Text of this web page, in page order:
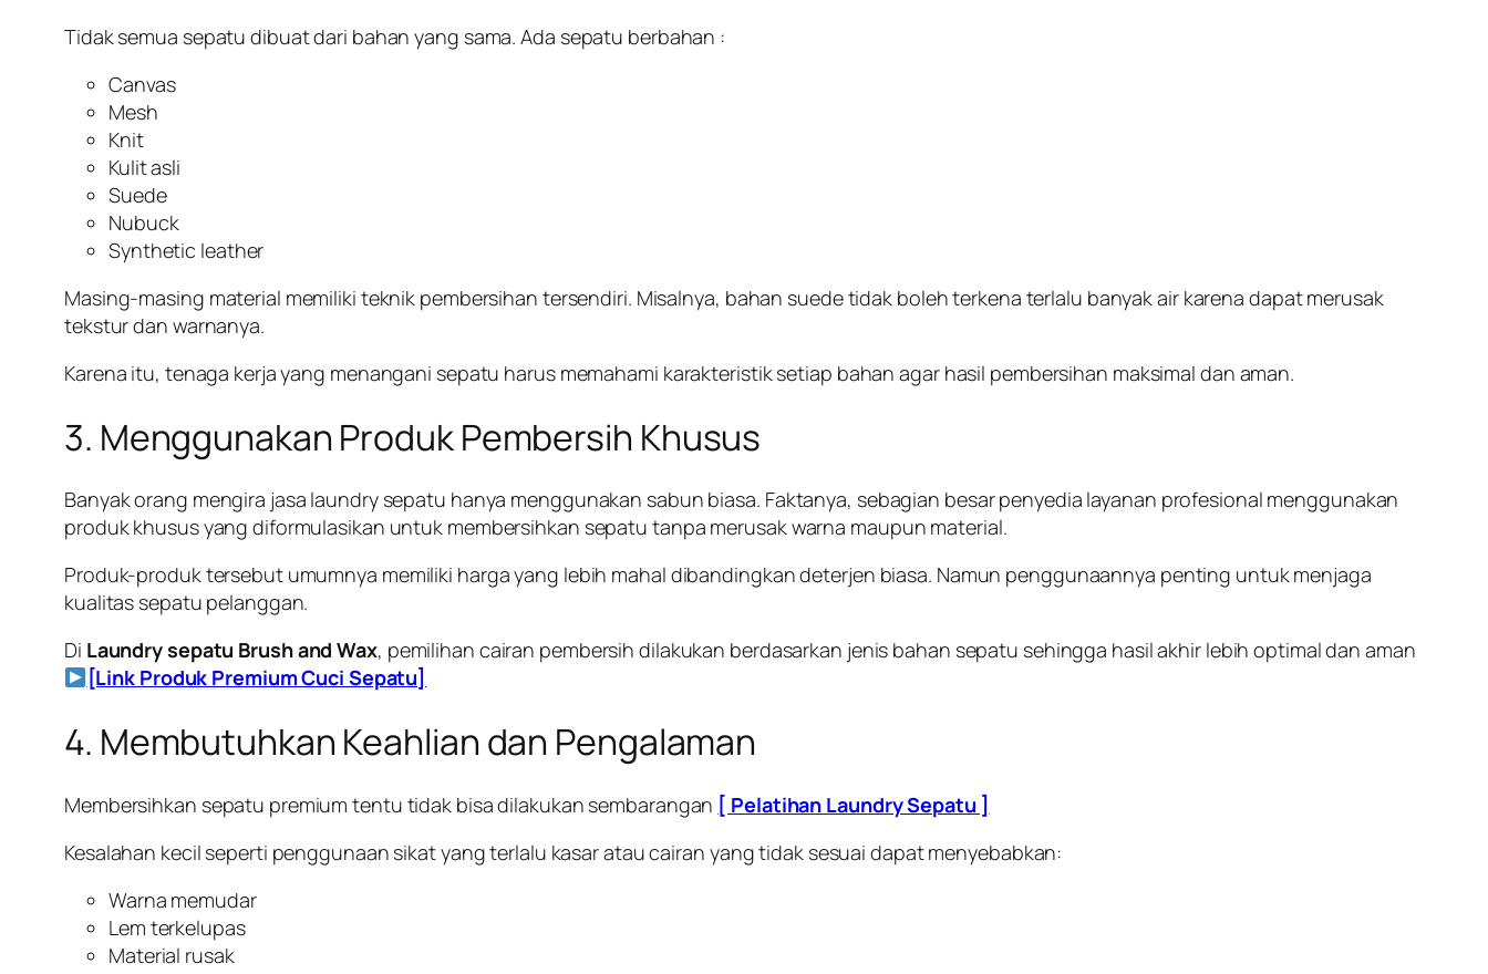
Tidak semua sepatu dibuat dari bahan yang sama. Ada sepatu berbahan :
Canvas
Mesh
Knit
Kulit asli
Suede
Nubuck
Synthetic leather
Masing-masing material memiliki teknik pembersihan tersendiri. Misalnya, bahan suede tidak boleh terkena terlalu banyak air karena dapat merusak
tekstur dan warnanya.
Karena itu, tenaga kerja yang menangani sepatu harus memahami karakteristik setiap bahan agar hasil pembersihan maksimal dan aman.
3. Menggunakan Produk Pembersih Khusus
Banyak orang mengira jasa laundry sepatu hanya menggunakan sabun biasa. Faktanya, sebagian besar penyedia layanan profesional menggunakan
produk khusus yang diformulasikan untuk membersihkan sepatu tanpa merusak warna maupun material.
Produk-produk tersebut umumnya memiliki harga yang lebih mahal dibandingkan deterjen biasa. Namun penggunaannya penting untuk menjaga
kualitas sepatu pelanggan.
Di Laundry sepatu Brush and Wax, pemilihan cairan pembersih dilakukan berdasarkan jenis bahan sepatu sehingga hasil akhir lebih optimal dan aman
[Link Produk Premium Cuci Sepatu]
4. Membutuhkan Keahlian dan Pengalaman
Membersihkan sepatu premium tentu tidak bisa dilakukan sembarangan [ Pelatihan Laundry Sepatu ]
Kesalahan kecil seperti penggunaan sikat yang terlalu kasar atau cairan yang tidak sesuai dapat menyebabkan:
Warna memudar
Lem terkelupas
Material rusak